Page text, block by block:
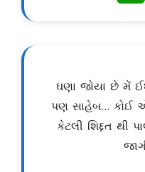
ઘણા જોયા છે મેં
પણ સાહેબ… કોઈ
કેટલી શિદ્દત થી